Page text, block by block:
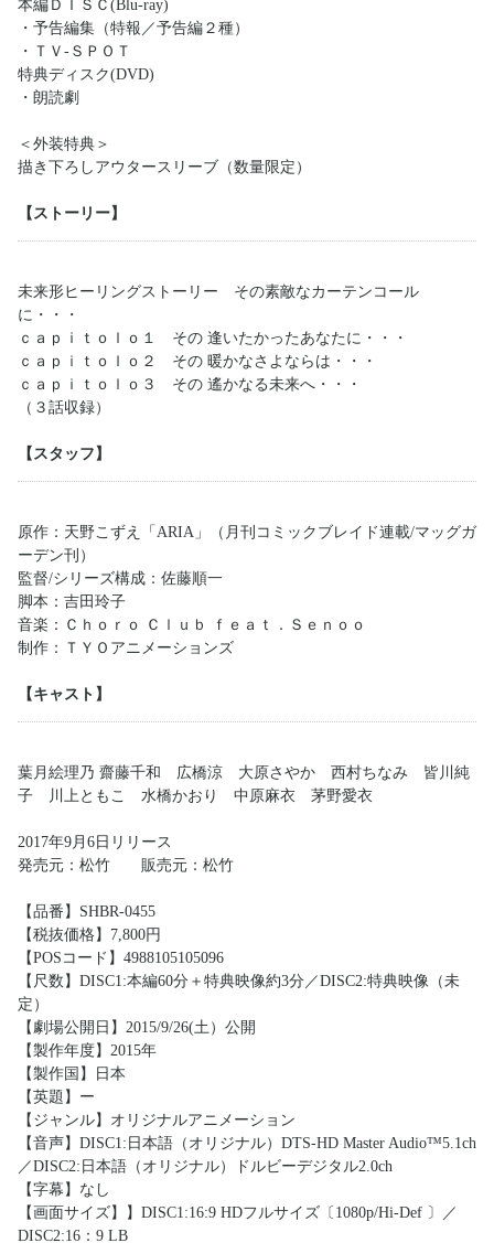
本編ＤＩＳＣ(Blu-ray)
・予告編集（特報／予告編２種）
・ＴＶ-ＳＰＯＴ
特典ディスク(DVD)
・朗読劇
＜外装特典＞
描き下ろしアウタースリーブ（数量限定）
【ストーリー】
未来形ヒーリングストーリー その素敵なカーテンコール
に・・・
ｃａｐｉｔｏｌｏ１ その 逢いたかったあなたに・・・
ｃａｐｉｔｏｌｏ２ その 暖かなさよならは・・・
ｃａｐｉｔｏｌｏ３ その 遙かなる未来へ・・・
（３話収録）
【スタッフ】
原作：天野こずえ「ARIA」（月刊コミックブレイド連載/マッグガ
ーデン刊）
監督/シリーズ構成：佐藤順一
脚本：吉田玲子
音楽：Ｃｈｏｒｏ Ｃｌｕｂ ｆｅａｔ．Ｓｅｎｏｏ
制作：ＴＹＯアニメーションズ
【キャスト】
葉月絵理乃 齋藤千和 広橋涼 大原さやか 西村ちなみ 皆川純
子 川上ともこ 水橋かおり 中原麻衣 茅野愛衣
2017年9月6日リリース
発売元：松竹 販売元：松竹
【品番】SHBR-0455
【税抜価格】7,800円
【POSコード】4988105105096
【尺数】DISC1:本編60分＋特典映像約3分／DISC2:特典映像（未
定）
【劇場公開日】2015/9/26(土）公開
【製作年度】2015年
【製作国】日本
【英題】ー
【ジャンル】オリジナルアニメーション
【音声】DISC1:日本語（オリジナル）DTS-HD Master Audio™5.1ch
／DISC2:日本語（オリジナル）ドルビーデジタル2.0ch
【字幕】なし
【画面サイズ】】DISC1:16:9 HDフルサイズ〔1080p/Hi-Def 〕／
DISC2:16：9 LB